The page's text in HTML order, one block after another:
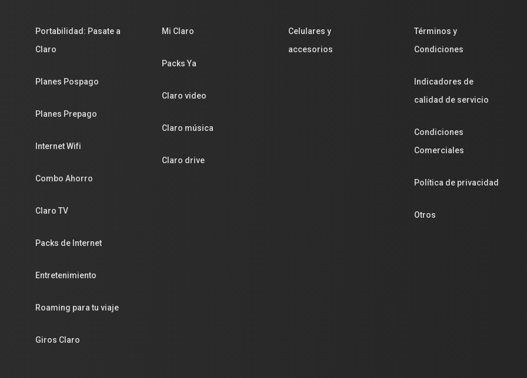
Portabilidad: Pasate a
Claro
Planes Pospago
Planes Prepago
Internet Wifi
Combo Ahorro
Claro TV
Packs de Internet
Entretenimiento
Roaming para tu viaje
Giros Claro
Mi Claro
Packs Ya
Claro video
Claro música
Claro drive
Celulares y
accesorios
Términos y
Condiciones
Indicadores de
calidad de servicio
Condiciones
Comerciales
Política de privacidad
Otros